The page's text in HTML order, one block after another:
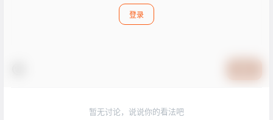
登录
暂无讨论，说说你的看法吧